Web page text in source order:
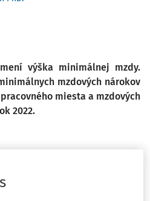
výška minimálnej mzdy.
mzdových nárokov
miesta a mzdových
2022.
sumy minimálnej mzdy